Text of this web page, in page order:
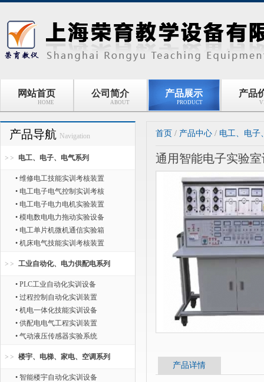
网站首页
HOME
公司简介
ABOUT
产品展示
PRODUCT
产品
产品导航 Navigation
电工、电子、电气系列
• 维修电工技能实训考核装置
• 电工电子电气控制实训考核
• 电工电子电力电机实验装置
• 模电数电电力拖动实验设备
• 电工单片机微机通信实验箱
• 机床电气技能实训考核装置
工业自动化、电力供配电系列
• PLC工业自动化实训设备
• 过程控制自动化实训装置
• 机电一体化技能实训设备
• 供配电电气工程实训装置
• 气动液压传感器实验系统
楼宇、电梯、家电、空调系列
• 智能楼宇自动化实训设备
首页 / 产品中心 / 电工、电子
通用智能电子实验
产品详情